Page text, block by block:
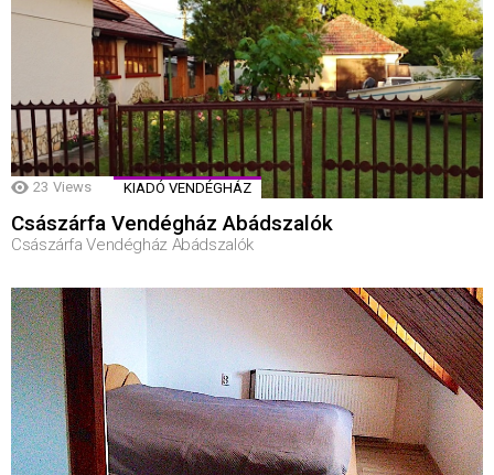
23 Views KIADÓ VENDÉGHÁZ
Császárfa Vendégház Abádszalók
Császárfa Vendégház Abádszalók